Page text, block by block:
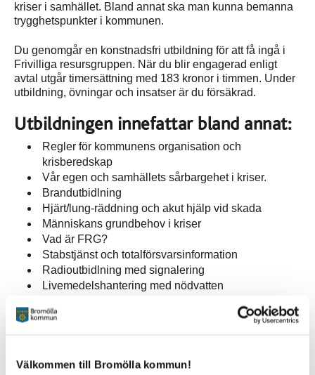
Välkommen till Bromölla kommun!
kriser i samhället. Bland annat ska man kunna bemanna
trygghetspunkter i kommunen.
Du genomgår en konstnadsfri utbildning för att få ingå i
Frivilliga resursgruppen. När du blir engagerad enligt
avtal utgår timersättning med 183 kronor i timmen. Under
utbildning, övningar och insatser är du försäkrad.
Utbildningen innefattar bland annat:
Regler för kommunens organisation och
krisberedskap
Vår egen och samhällets sårbargehet i kriser.
Brandutbidlning
Hjärt/lung-räddning och akut hjälp vid skada
Människans grundbehov i kriser
Vad är FRG?
Stabstjänst och totalförsvarsinformation
Radioutbidlning med signalering
Livemedelshantering med nödvatten
Civilförsvarsförbindet, anmälan görs via vår hemsida